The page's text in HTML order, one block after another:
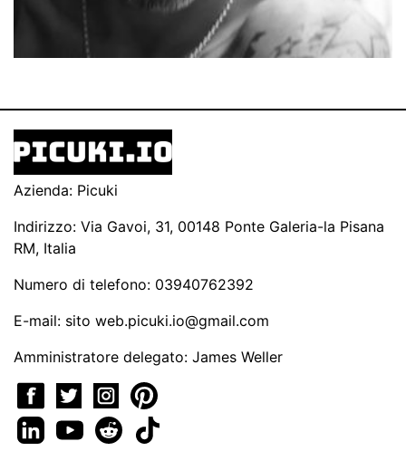
Azienda: Picuki
Indirizzo: Via Gavoi, 31, 00148 Ponte Galeria-la Pisana
RM, Italia
Numero di telefono: 03940762392
E-mail: sito web.picuki.io@gmail.com
Amministratore delegato: James Weller